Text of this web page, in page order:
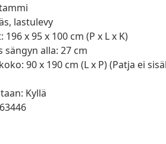
lastulevy
x 95 x 100 cm (P x L x K)
sängyn alla: 27 cm
90 x 190 cm (L x P) (Patja ei
Kyllä